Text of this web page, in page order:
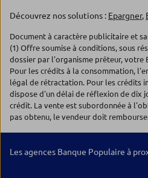
Découvrez nos solutions : Epargner,
Document à caractère publicitaire et
(1) Offre soumise à conditions, sous
dossier par l'organisme prêteur, votre
Pour les crédits à la consommation,
légal de rétractation. Pour les crédits
dispose d'un délai de réflexion de dix
crédit. La vente est subordonnée à
pas obtenu, le vendeur doit
Les agences Banque Populaire à